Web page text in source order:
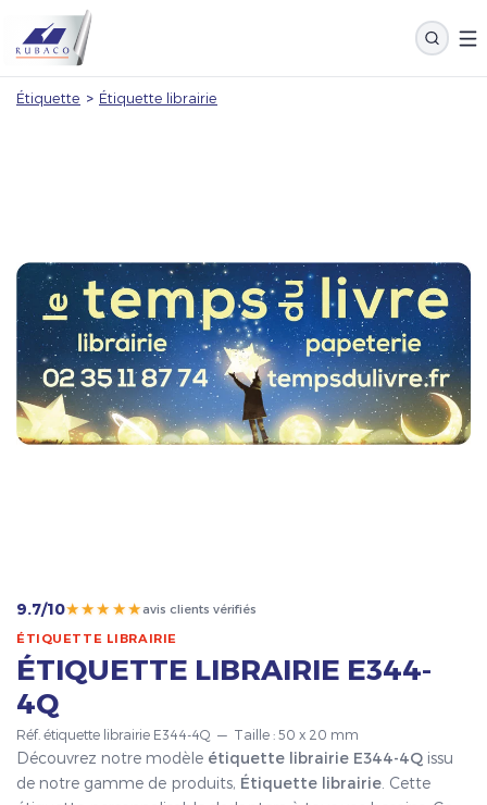
Étiquette > Étiquette librairie
9.7/10★★★★★avis clients vérifiés
ÉTIQUETTE LIBRAIRIE
ÉTIQUETTE LIBRAIRIE E344-
4Q
Réf. étiquette librairie E344-4Q — Taille : 50 x 20 mm
Découvrez notre modèle étiquette librairie E344-4Q issu
de notre gamme de produits, Étiquette librairie . Cette